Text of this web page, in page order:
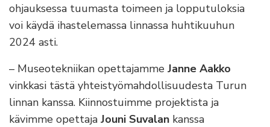
ohjauksessa tuumasta toimeen ja lopputuloksia
voi käydä ihastelemassa linnassa huhtikuuhun
2024 asti.
– Museotekniikan opettajamme Janne Aakko
vinkkasi tästä yhteistyömahdollisuudesta Turun
linnan kanssa. Kiinnostuimme projektista ja
kävimme opettaja Jouni Suvalan kanssa